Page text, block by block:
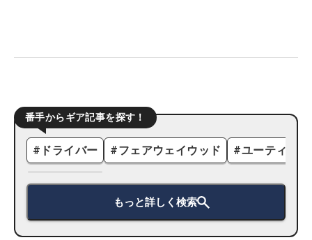
番手からギア記事を探す！
# ドライバー #フェアウェイウッド #ユーティリ
もっと詳しく検索